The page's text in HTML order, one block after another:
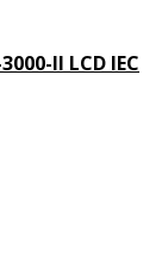
II LCD IEC